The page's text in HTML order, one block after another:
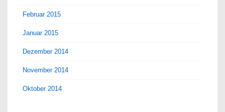
Februar 2015
Januar 2015
Dezember 2014
November 2014
Oktober 2014